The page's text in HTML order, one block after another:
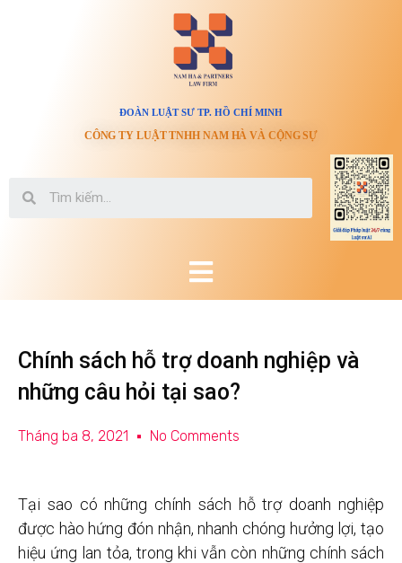
ĐOÀN LUẬT SƯ TP. HỒ CHÍ MINH
CÔNG TY LUẬT TNHH NAM HÀ VÀ CỘNG SỰ
Chính sách hỗ trợ doanh nghiệp và
những câu hỏi tại sao?
Tháng ba 8, 2021 No Comments
Tại sao có những chính sách hỗ trợ doanh nghiệp
được hào hứng đón nhận, nhanh chóng hưởng lợi, tạo
hiệu ứng lan tỏa, trong khi vẫn còn những chính sách